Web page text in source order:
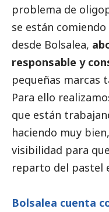
problema de
se están
desde Bolsalea,
responsable y
pequeñas marcas
Para ello
que están
haciendo muy
visibilidad para
reparto del pastel
Bolsalea cuenta